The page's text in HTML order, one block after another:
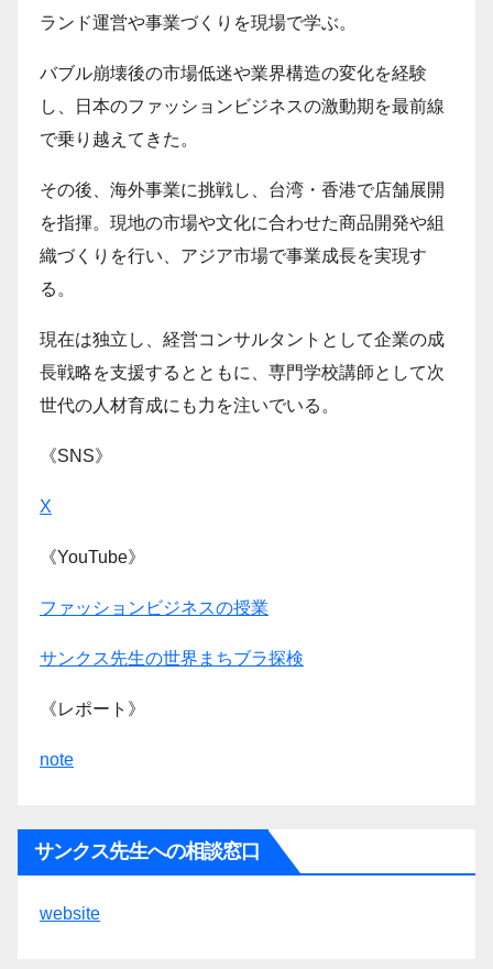
ランド運営や事業づくりを現場で学ぶ。
バブル崩壊後の市場低迷や業界構造の変化を経験
し、日本のファッションビジネスの激動期を最前線
で乗り越えてきた。
その後、海外事業に挑戦し、台湾・香港で店舗展開
を指揮。現地の市場や文化に合わせた商品開発や組
織づくりを行い、アジア市場で事業成長を実現す
る。
現在は独立し、経営コンサルタントとして企業の成
長戦略を支援するとともに、専門学校講師として次
世代の人材育成にも力を注いでいる。
《SNS》
X
《YouTube》
ファッションビジネスの授業
サンクス先生の世界まちブラ探検
《レポート》
note
サンクス先生への相談窓口
website